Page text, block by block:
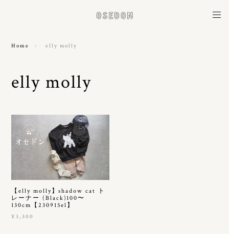
Home elly molly
elly molly
【elly molly】shadow cat ト
レーナー (Black)100〜
130cm【230915el】
¥3,300